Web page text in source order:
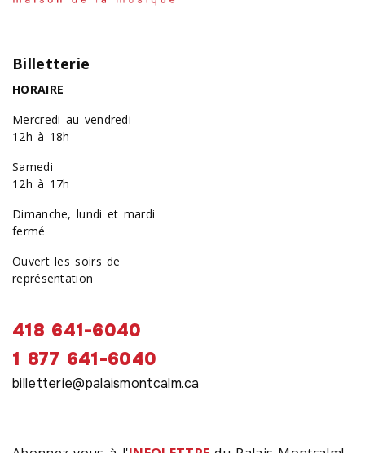
Billetterie
HORAIRE
Mercredi au vendredi
12h à 18h
Samedi
12h à 17h
Dimanche, lundi et mardi
fermé
Ouvert les soirs de
représentation
418 641-6040
1 877 641-6040
billetterie@palaismontcalm.ca